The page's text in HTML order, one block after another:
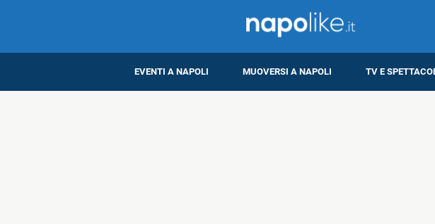
EVENTI A NAPOLI MUOVERSI A NAPOLI TV E